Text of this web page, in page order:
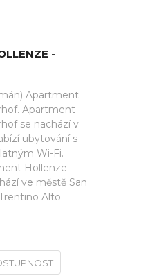
-
Apartment
Apartment
se nachází v
ubytování s
Wi-Fi.
Hollenze -
ve městě San
Alto